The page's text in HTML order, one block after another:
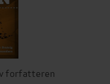
forfatteren